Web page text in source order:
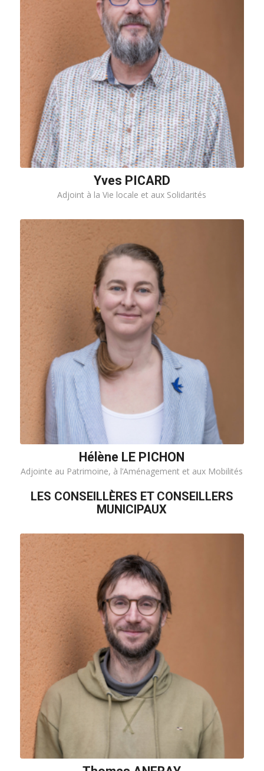
Yves PICARD
Adjoint à la Vie locale et aux Solidarités
Hélène LE PICHON
Adjointe au Patrimoine, à l’Aménagement et aux Mobilités
LES CONSEILLÈRES ET CONSEILLERS
MUNICIPAUX